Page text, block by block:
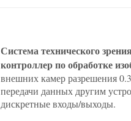
Система технического
контроллер по обработке
внешних камер разрешения
передачи данных другим
дискретные входы/выходы.